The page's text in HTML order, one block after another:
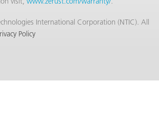
visit, www.zerust.com/warranty/.
International Corporation (NTIC). All
Policy